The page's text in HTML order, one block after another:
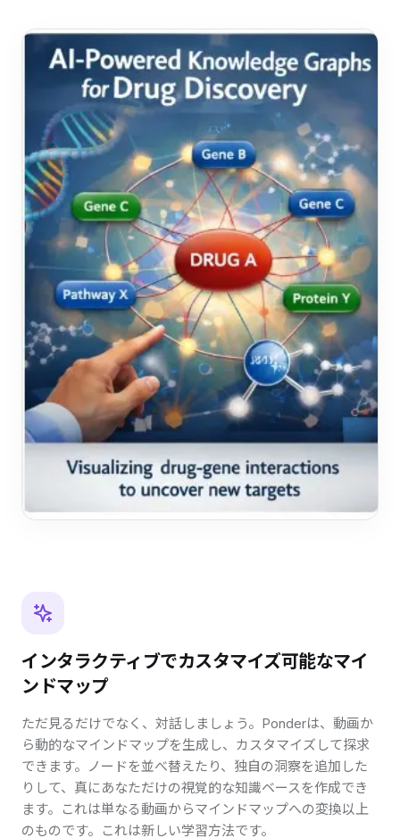
インタラクティブでカスタマイズ可能なマイ
ンドマップ
ただ見るだけでなく、対話しましょう。Ponderは、動画か
ら動的なマインドマップを生成し、カスタマイズして探求
できます。ノードを並べ替えたり、独自の洞察を追加した
りして、真にあなただけの視覚的な知識ベースを作成でき
ます。これは単なる動画からマインドマップへの変換以上
のものです。これは新しい学習方法です。